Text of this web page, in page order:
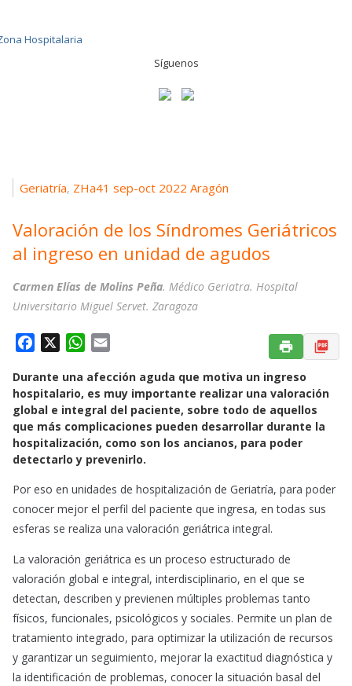
Síguenos
Geriatría, ZHa41 sep-oct 2022 Aragón
Valoración de los Síndromes Geriátricos
al ingreso en unidad de agudos
Carmen Elías de Molins Peña. Médico Geriatra. Hospital
Universitario Miguel Servet. Zaragoza
c
e
b
o
o
W
a
t
s
A
p
a
i
l
Durante una afección aguda que motiva un ingreso
hospitalario, es muy importante realizar una valoración
global e integral del paciente, sobre todo de aquellos
que más complicaciones pueden desarrollar durante la
hospitalización, como son los ancianos, para poder
detectarlo y prevenirlo.
Por eso en unidades de hospitalización de Geriatría, para poder
conocer mejor el perfil del paciente que ingresa, en todas sus
esferas se realiza una valoración geriátrica integral.
La valoración geriátrica es un proceso estructurado de
valoración global e integral, interdisciplinario, en el que se
detectan, describen y previenen múltiples problemas tanto
físicos, funcionales, psicológicos y sociales. Permite un plan de
tratamiento integrado, para optimizar la utilización de recursos
y garantizar un seguimiento, mejorar la exactitud diagnóstica y
la identificación de problemas, conocer la situación basal del